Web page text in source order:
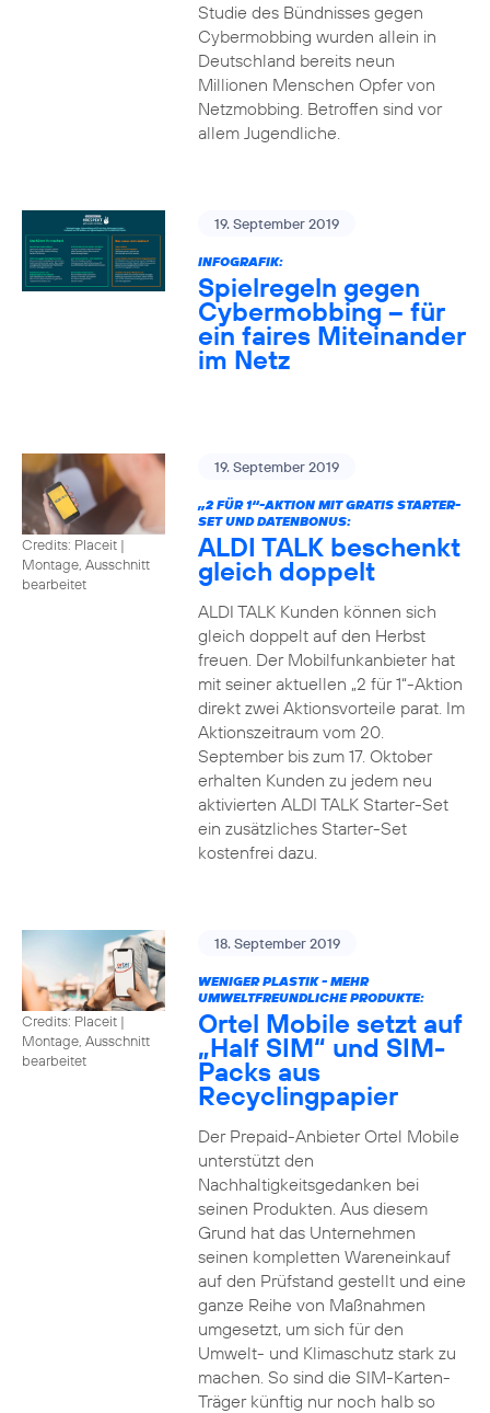
Studie des Bündnisses gegen
Cybermobbing wurden allein in
Deutschland bereits neun
Millionen Menschen Opfer von
Netzmobbing. Betroffen sind vor
allem Jugendliche.
19. September 2019
INFOGRAFIK:
Spielregeln gegen
Cybermobbing – für
ein faires Miteinander
im Netz
Credits: Placeit |
Montage, Ausschnitt
bearbeitet
19. September 2019
„2 FÜR 1“-AKTION MIT GRATIS STARTER-
SET UND DATENBONUS:
ALDI TALK beschenkt
gleich doppelt
ALDI TALK Kunden können sich
gleich doppelt auf den Herbst
freuen. Der Mobilfunkanbieter hat
mit seiner aktuellen „2 für 1“-Aktion
direkt zwei Aktionsvorteile parat. Im
Aktionszeitraum vom 20.
September bis zum 17. Oktober
erhalten Kunden zu jedem neu
aktivierten ALDI TALK Starter-Set
ein zusätzliches Starter-Set
kostenfrei dazu.
Credits: Placeit |
Montage, Ausschnitt
bearbeitet
18. September 2019
WENIGER PLASTIK - MEHR
UMWELTFREUNDLICHE PRODUKTE:
Ortel Mobile setzt auf
„Half SIM“ und SIM-
Packs aus
Recyclingpapier
Der Prepaid-Anbieter Ortel Mobile
unterstützt den
Nachhaltigkeitsgedanken bei
seinen Produkten. Aus diesem
Grund hat das Unternehmen
seinen kompletten Wareneinkauf
auf den Prüfstand gestellt und eine
ganze Reihe von Maßnahmen
umgesetzt, um sich für den
Umwelt- und Klimaschutz stark zu
machen. So sind die SIM-Karten-
Träger künftig nur noch halb so